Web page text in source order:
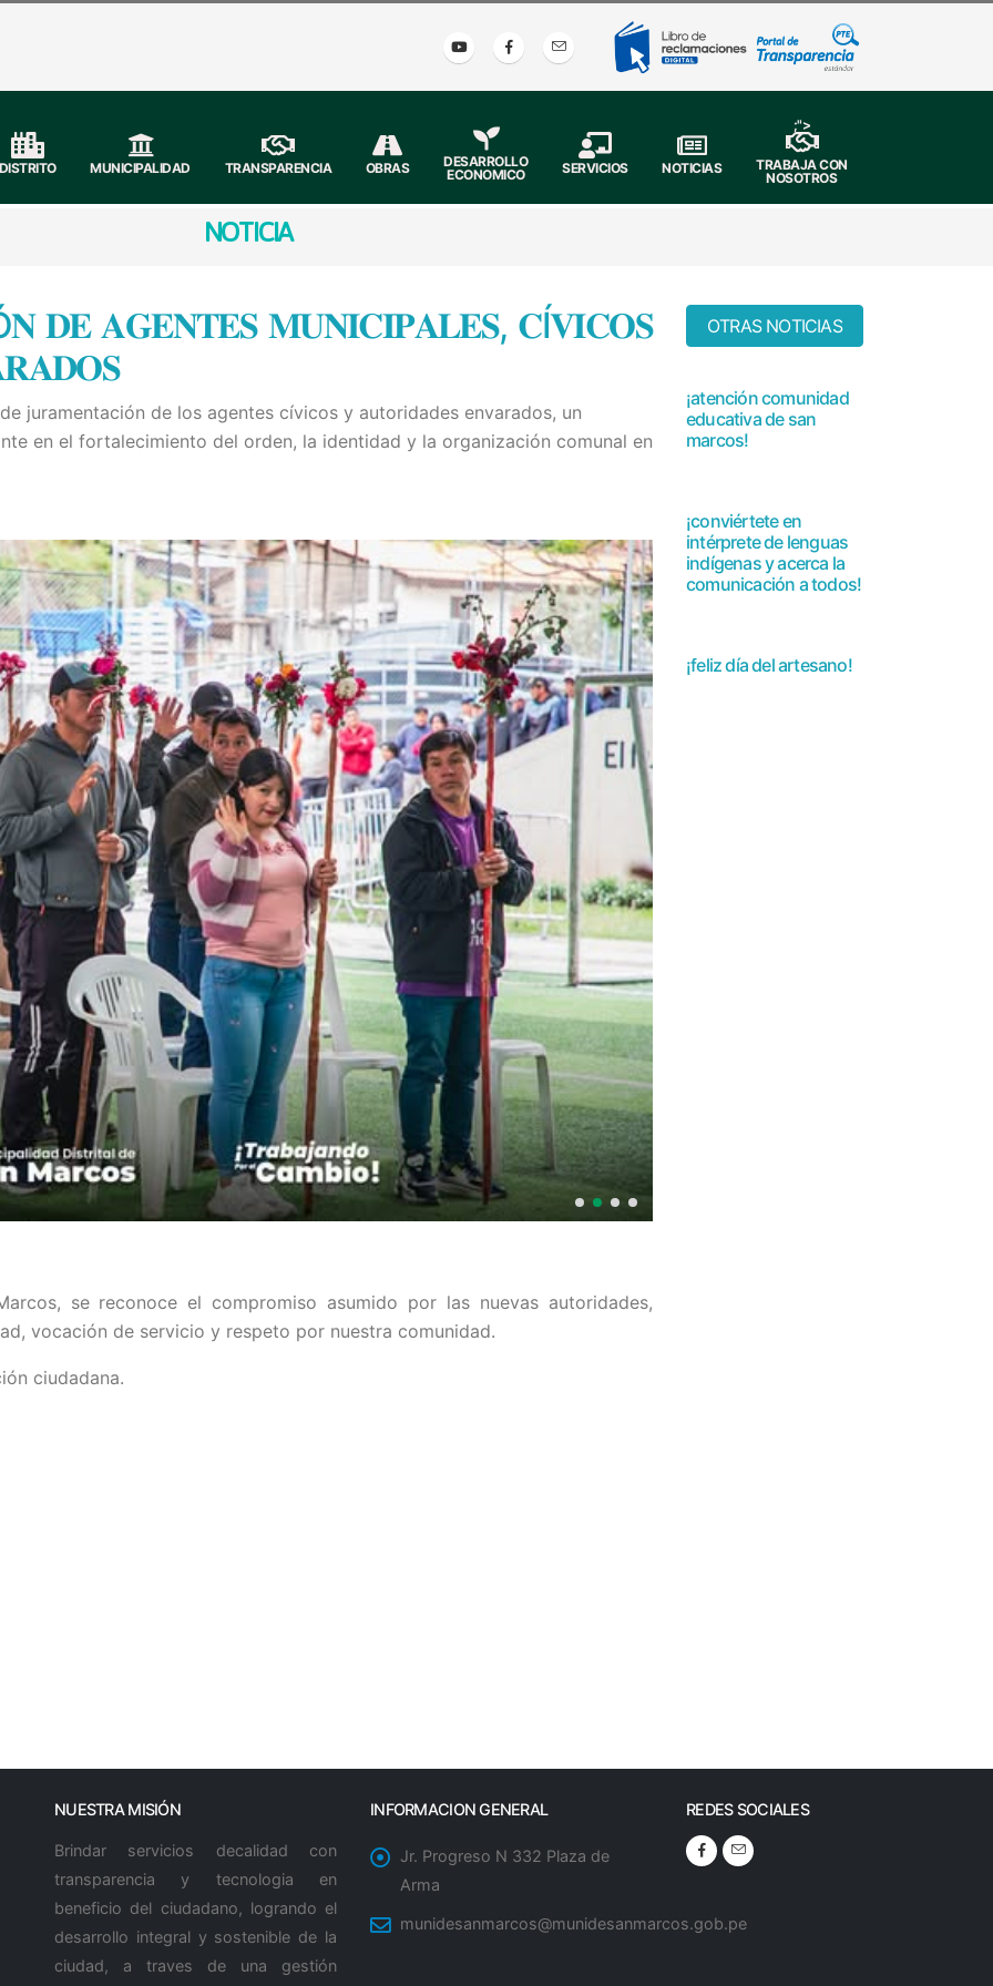
MUNICIPALIDAD TRANSPARENCIA OBRAS
DESARROLLO
ECONOMICO
SERVICIOS NOTICIAS
;">
TRABAJA CON
NOSOTROS
NOTICIA
𝐃𝐄 𝐀𝐆𝐄𝐍𝐓𝐄𝐒 𝐌𝐔𝐍𝐈𝐂𝐈𝐏𝐀𝐋𝐄𝐒, 𝐂Í𝐕𝐈𝐂𝐎𝐒
juramentación de los agentes cívicos y autoridades envarados, un
en el fortalecimiento del orden, la identidad y la organización comunal en
se reconoce el compromiso asumido por las nuevas autoridades,
vocación de servicio y respeto por nuestra comunidad.
ciudadana.
OTRAS NOTICIAS
¡atención comunidad
educativa de san
marcos!
¡conviértete en
intérprete de lenguas
indígenas y acerca la
comunicación a todos!
¡feliz día del artesano!
NUESTRA MISIÓN
Brindar servicios decalidad con
transparencia y tecnologia en
beneficio del ciudadano, logrando el
desarrollo integral y sostenible de la
ciudad, a traves de una gestión
INFORMACION GENERAL
Jr. Progreso N 332 Plaza de
Arma
munidesanmarcos@munidesanmarcos.gob.pe
REDES SOCIALES